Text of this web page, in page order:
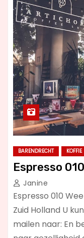
BARENDRECHT KOFFIE
Espresso
Janine
Espresso 010
Zuid Holland U
mailen naar: En